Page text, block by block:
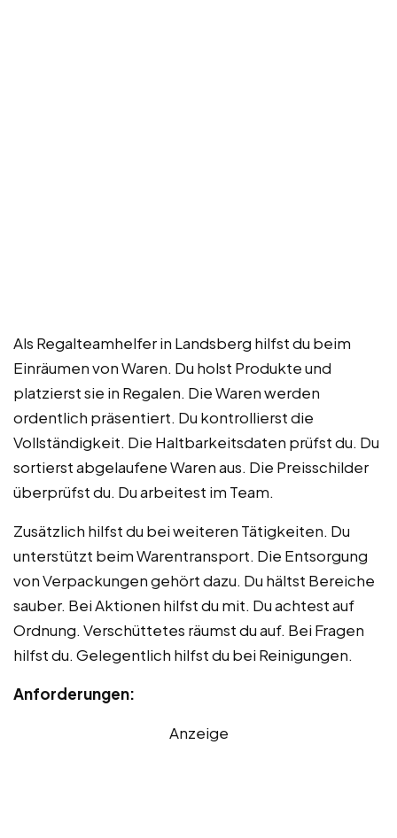
Als Regalteamhelfer in Landsberg hilfst du beim
Einräumen von Waren. Du holst Produkte und
platzierst sie in Regalen. Die Waren werden
ordentlich präsentiert. Du kontrollierst die
Vollständigkeit. Die Haltbarkeitsdaten prüfst du. Du
sortierst abgelaufene Waren aus. Die Preisschilder
überprüfst du. Du arbeitest im Team.
Zusätzlich hilfst du bei weiteren Tätigkeiten. Du
unterstützt beim Warentransport. Die Entsorgung
von Verpackungen gehört dazu. Du hältst Bereiche
sauber. Bei Aktionen hilfst du mit. Du achtest auf
Ordnung. Verschüttetes räumst du auf. Bei Fragen
hilfst du. Gelegentlich hilfst du bei Reinigungen.
Anforderungen:
Anzeige